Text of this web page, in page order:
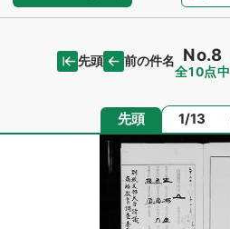
先頭 前の件名 No.8
全10点中
先頭 ページ